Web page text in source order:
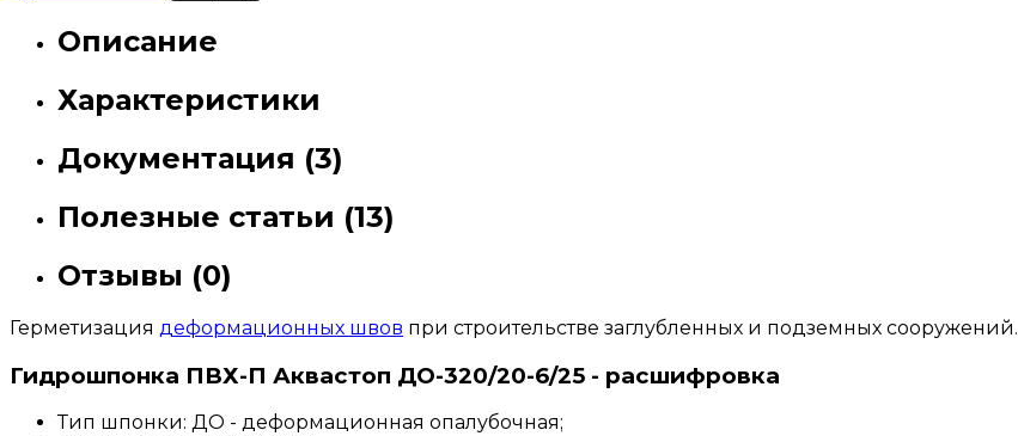
Описание
Характеристики
Документация (3)
Полезные статьи (13)
Отзывы (0)
Герметизация деформационных швов при строительстве заглубленных и подземных сооружений.
Гидрошпонка ПВХ-П Аквастоп ДО-320/20-6/25 - расшифровка
Тип шпонки: ДО - деформационная опалубочная;